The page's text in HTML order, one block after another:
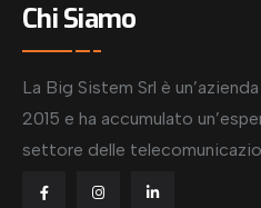
Chi Siamo
La Big Sistem Srl è
2015 e ha accumulato
settore delle